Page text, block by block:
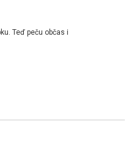
Teď peču občas i